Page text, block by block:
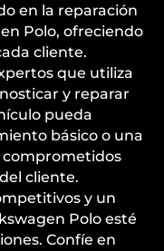
en la reparación
Polo, ofreciendo
cliente.
que utiliza
y reparar
pueda
básico o una
comprometidos
cliente.
y un
Polo esté
Confíe en